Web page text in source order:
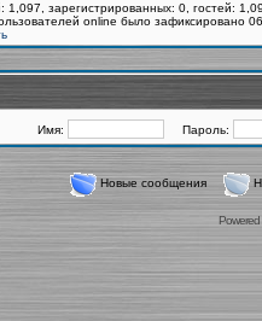
1,097, зарегистрированных: 0, гостей:
online было зафиксировано
Имя: Пароль:
Новые сообщения